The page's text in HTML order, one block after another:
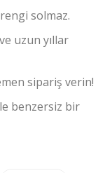
solmaz.
uzun yıllar
sipariş verin!
benzersiz bir